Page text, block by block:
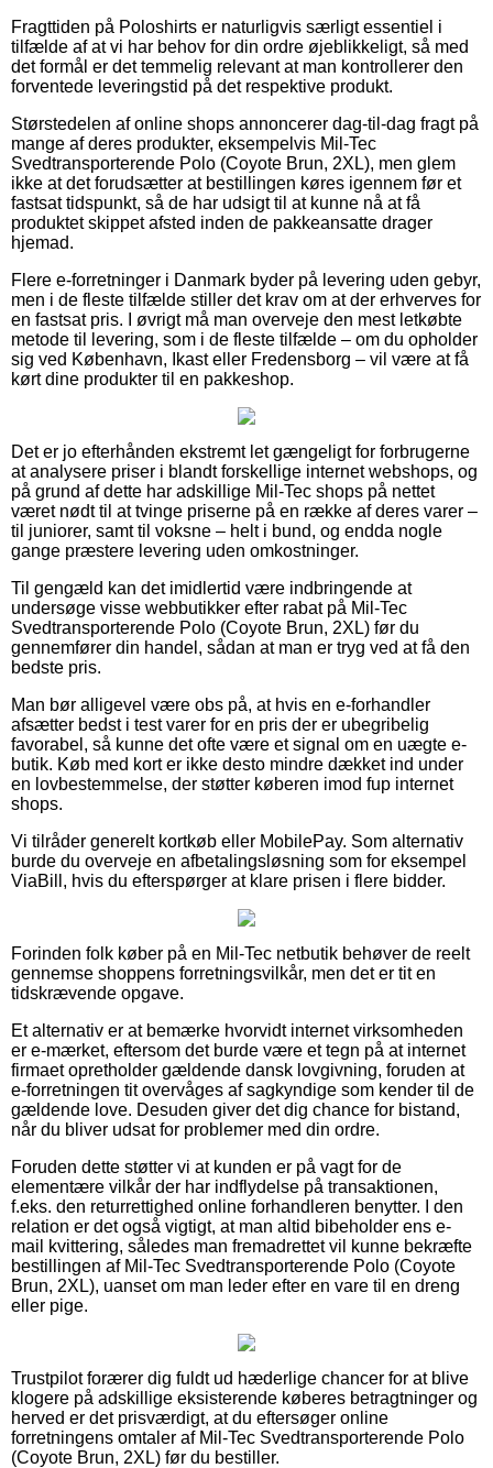
Fragttiden på Poloshirts er naturligvis særligt essentiel i
tilfælde af at vi har behov for din ordre øjeblikkeligt, så med
det formål er det temmelig relevant at man kontrollerer den
forventede leveringstid på det respektive produkt.
Størstedelen af online shops annoncerer dag-til-dag fragt på
mange af deres produkter, eksempelvis Mil-Tec
Svedtransporterende Polo (Coyote Brun, 2XL), men glem
ikke at det forudsætter at bestillingen køres igennem før et
fastsat tidspunkt, så de har udsigt til at kunne nå at få
produktet skippet afsted inden de pakkeansatte drager
hjemad.
Flere e-forretninger i Danmark byder på levering uden gebyr,
men i de fleste tilfælde stiller det krav om at der erhverves for
en fastsat pris. I øvrigt må man overveje den mest letkøbte
metode til levering, som i de fleste tilfælde – om du opholder
sig ved København, Ikast eller Fredensborg – vil være at få
kørt dine produkter til en pakkeshop.
Det er jo efterhånden ekstremt let gængeligt for forbrugerne
at analysere priser i blandt forskellige internet webshops, og
på grund af dette har adskillige Mil-Tec shops på nettet
været nødt til at tvinge priserne på en række af deres varer –
til juniorer, samt til voksne – helt i bund, og endda nogle
gange præstere levering uden omkostninger.
Til gengæld kan det imidlertid være indbringende at
undersøge visse webbutikker efter rabat på Mil-Tec
Svedtransporterende Polo (Coyote Brun, 2XL) før du
gennemfører din handel, sådan at man er tryg ved at få den
bedste pris.
Man bør alligevel være obs på, at hvis en e-forhandler
afsætter bedst i test varer for en pris der er ubegribelig
favorabel, så kunne det ofte være et signal om en uægte e-
butik. Køb med kort er ikke desto mindre dækket ind under
en lovbestemmelse, der støtter køberen imod fup internet
shops.
Vi tilråder generelt kortkøb eller MobilePay. Som alternativ
burde du overveje en afbetalingsløsning som for eksempel
ViaBill, hvis du efterspørger at klare prisen i flere bidder.
Forinden folk køber på en Mil-Tec netbutik behøver de reelt
gennemse shoppens forretningsvilkår, men det er tit en
tidskrævende opgave.
Et alternativ er at bemærke hvorvidt internet virksomheden
er e-mærket, eftersom det burde være et tegn på at internet
firmaet opretholder gældende dansk lovgivning, foruden at
e-forretningen tit overvåges af sagkyndige som kender til de
gældende love. Desuden giver det dig chance for bistand,
når du bliver udsat for problemer med din ordre.
Foruden dette støtter vi at kunden er på vagt for de
elementære vilkår der har indflydelse på transaktionen,
f.eks. den returrettighed online forhandleren benytter. I den
relation er det også vigtigt, at man altid bibeholder ens e-
mail kvittering, således man fremadrettet vil kunne bekræfte
bestillingen af Mil-Tec Svedtransporterende Polo (Coyote
Brun, 2XL), uanset om man leder efter en vare til en dreng
eller pige.
Trustpilot forærer dig fuldt ud hæderlige chancer for at blive
klogere på adskillige eksisterende køberes betragtninger og
herved er det prisværdigt, at du eftersøger online
forretningens omtaler af Mil-Tec Svedtransporterende Polo
(Coyote Brun, 2XL) før du bestiller.